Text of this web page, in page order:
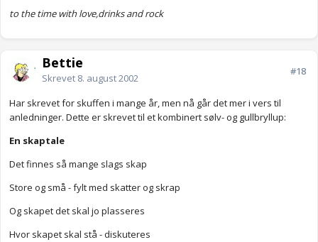
to the time with love,drinks and rock
Bettie
Skrevet 8. august 2002
#18
Har skrevet for skuffen i mange år, men nå går det mer i vers til
anledninger. Dette er skrevet til et kombinert sølv- og gullbryllup:
En skaptale
Det finnes så mange slags skap
Store og små - fylt med skatter og skrap
Og skapet det skal jo plasseres
Hvor skapet skal stå - diskuteres